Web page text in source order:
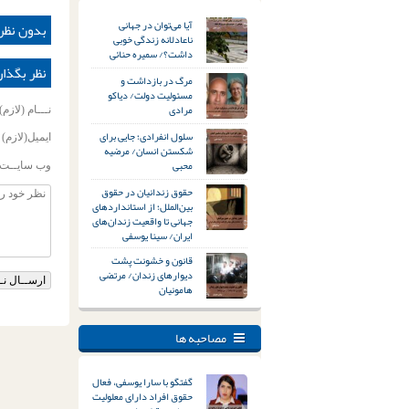
بدون
نظر
نـــام (لازم)
ایمیل(لازم)
وب سایــت
آیا می‌توان در جهانی
ناعادلانه زندگی خوبی
داشت؟/ سمیره حنائی
مرگ در بازداشت و
مسئولیت دولت/ دیاکو
مرادی
سلول انفرادی؛ جایی برای
شکستن انسان/ مرضیه
محبی
حقوق زندانیان در حقوق
بین‌الملل؛ از استانداردهای
جهانی تا واقعیت زندان‌های
ایران/ سینا یوسفی
قانون و خشونت پشت
دیوارهای زندان/ مرتضی
هامونیان
مصاحبه ها
گفتگو با سارا یوسفی، فعال
حقوق افراد دارای معلولیت